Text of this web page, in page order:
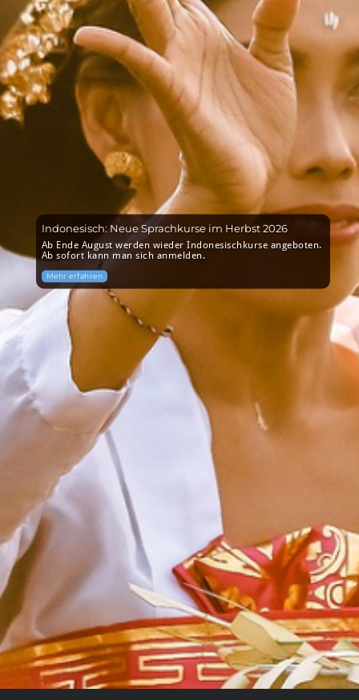
Indonesisch: Neue Sprachkurse im Herbst 2026
Ab Ende August werden wieder Indonesischkurse angeboten.
Ab sofort kann man sich anmelden.
Mehr erfahren